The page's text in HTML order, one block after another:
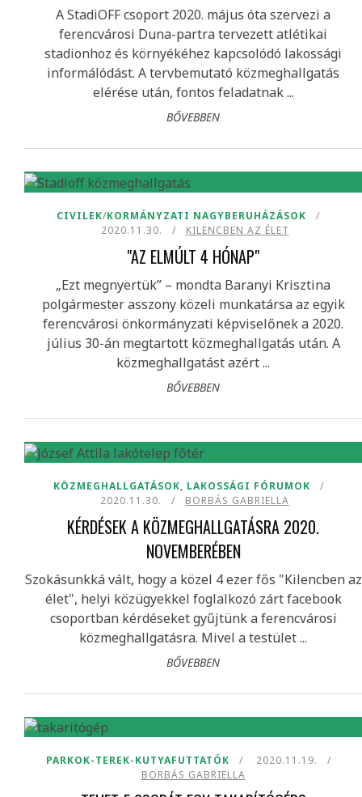
A StadiOFF csoport 2020. május óta szervezi a
ferencvárosi Duna-partra tervezett atlétikai
stadionhoz és környékéhez kapcsolódó lakossági
informálódást. A tervbemutató közmeghallgatás
elérése után, fontos feladatnak ...
BŐVEBBEN
CIVILEK/KORMÁNYZATI NAGYBERUHÁZÁSOK
2020.11.30.
KILENCBEN AZ ÉLET
"AZ ELMÚLT 4 HÓNAP"
„Ezt megnyertük” – mondta Baranyi Krisztina
polgármester asszony közeli munkatársa az egyik
ferencvárosi önkormányzati képviselőnek a 2020.
július 30-án megtartott közmeghallgatás után. A
közmeghallgatást azért ...
BŐVEBBEN
KÖZMEGHALLGATÁSOK, LAKOSSÁGI FÓRUMOK
2020.11.30.
BORBÁS GABRIELLA
KÉRDÉSEK A KÖZMEGHALLGATÁSRA 2020.
NOVEMBERÉBEN
Szokásunkká vált, hogy a közel 4 ezer fős "Kilencben az
élet", helyi közügyekkel foglalkozó zárt facebook
csoportban kérdéseket gyűjtünk a ferencvárosi
közmeghallgatásra. Mivel a testület ...
BŐVEBBEN
PARKOK-TEREK-KUTYAFUTTATÓK
2020.11.19.
BORBÁS GABRIELLA